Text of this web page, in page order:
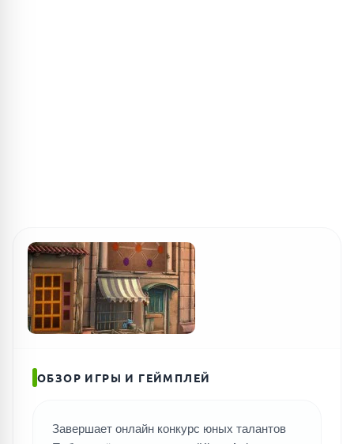
ПОИСК ИГР
ОБЗОР ИГРЫ И ГЕЙМПЛЕЙ
Завершает онлайн конкурс юных талантов